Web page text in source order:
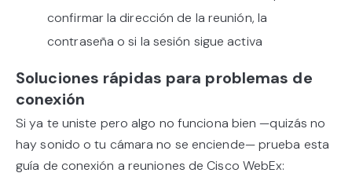
confirmar la dirección de la reunión, la
contraseña o si la sesión sigue activa
Soluciones rápidas para problemas de
conexión
Si ya te uniste pero algo no funciona bien —quizás no
hay sonido o tu cámara no se enciende— prueba esta
guía de conexión a reuniones de Cisco WebEx: